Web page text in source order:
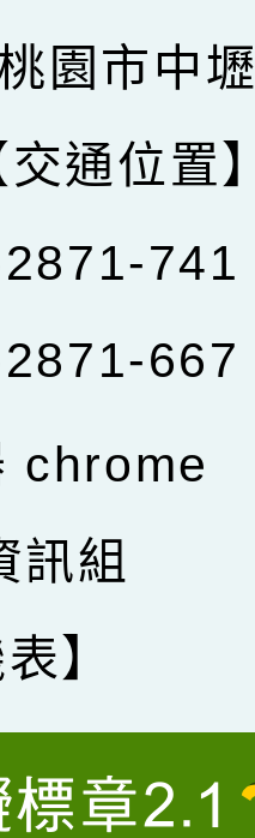
園市中
交通位置
741
667
chrome
訊組
】